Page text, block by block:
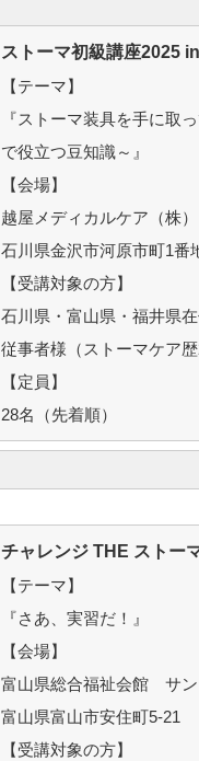
ストーマ初級講座2025
【テーマ】
『ストーマ装具を手に取
で役立つ豆知識～』
【会場】
越屋メディカルケア（株
石川県金沢市河原市町1番
【受講対象の方】
石川県・富山県・福井県
従事者様（ストーマケア歴
【定員】
28名（先着順）
チャレンジ THE ストー
【テーマ】
『さあ、実習だ！』
【会場】
富山県総合福祉会館 サン
富山県富山市安住町5-21
【受講対象の方】